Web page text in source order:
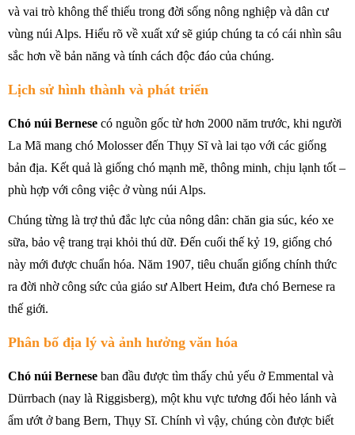
và vai trò không thể thiếu trong đời sống nông nghiệp và dân cư
vùng núi Alps. Hiểu rõ về xuất xứ sẽ giúp chúng ta có cái nhìn sâu
sắc hơn về bản năng và tính cách độc đáo của chúng.
Lịch sử hình thành và phát triển
Chó núi Bernese có nguồn gốc từ hơn 2000 năm trước, khi người
La Mã mang chó Molosser đến Thụy Sĩ và lai tạo với các giống
bản địa. Kết quả là giống chó mạnh mẽ, thông minh, chịu lạnh tốt –
phù hợp với công việc ở vùng núi Alps.
Chúng từng là trợ thủ đắc lực của nông dân: chăn gia súc, kéo xe
sữa, bảo vệ trang trại khỏi thú dữ. Đến cuối thế kỷ 19, giống chó
này mới được chuẩn hóa. Năm 1907, tiêu chuẩn giống chính thức
ra đời nhờ công sức của giáo sư Albert Heim, đưa chó Bernese ra
thế giới.
Phân bố địa lý và ảnh hưởng văn hóa
Chó núi Bernese ban đầu được tìm thấy chủ yếu ở Emmental và
Dürrbach (nay là Riggisberg), một khu vực tương đối hẻo lánh và
ẩm ướt ở bang Bern, Thụy Sĩ. Chính vì vậy, chúng còn được biết